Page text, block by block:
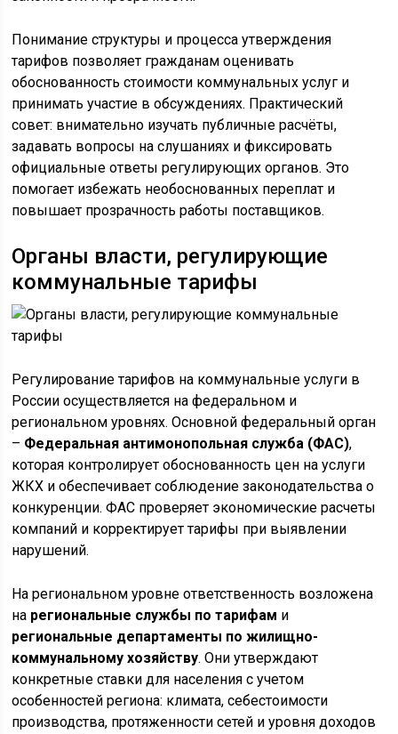
Понимание структуры и процесса утверждения
тарифов позволяет гражданам оценивать
обоснованность стоимости коммунальных услуг и
принимать участие в обсуждениях. Практический
совет: внимательно изучать публичные расчёты,
задавать вопросы на слушаниях и фиксировать
официальные ответы регулирующих органов. Это
помогает избежать необоснованных переплат и
повышает прозрачность работы поставщиков.
Органы власти, регулирующие
коммунальные тарифы
Регулирование тарифов на коммунальные услуги в
России осуществляется на федеральном и
региональном уровнях. Основной федеральный орган
– Федеральная антимонопольная служба (ФАС),
которая контролирует обоснованность цен на услуги
ЖКХ и обеспечивает соблюдение законодательства о
конкуренции. ФАС проверяет экономические расчеты
компаний и корректирует тарифы при выявлении
нарушений.
На региональном уровне ответственность возложена
на региональные службы по тарифам и
региональные департаменты по жилищно-
коммунальному хозяйству. Они утверждают
конкретные ставки для населения с учетом
особенностей региона: климата, себестоимости
производства, протяженности сетей и уровня доходов